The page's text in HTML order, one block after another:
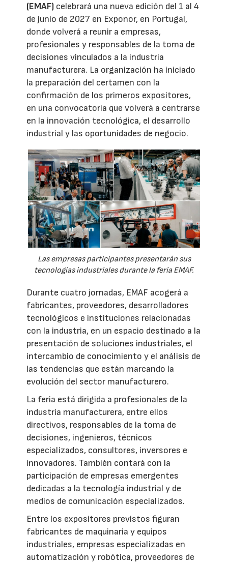
(EMAF) celebrará una nueva edición del 1 al 4
de junio de 2027 en Exponor, en Portugal,
donde volverá a reunir a empresas,
profesionales y responsables de la toma de
decisiones vinculados a la industria
manufacturera. La organización ha iniciado
la preparación del certamen con la
confirmación de los primeros expositores,
en una convocatoria que volverá a centrarse
en la innovación tecnológica, el desarrollo
industrial y las oportunidades de negocio.
Las empresas participantes presentarán sus
tecnologías industriales durante la feria EMAF.
Durante cuatro jornadas, EMAF acogerá a
fabricantes, proveedores, desarrolladores
tecnológicos e instituciones relacionadas
con la industria, en un espacio destinado a la
presentación de soluciones industriales, el
intercambio de conocimiento y el análisis de
las tendencias que están marcando la
evolución del sector manufacturero.
La feria está dirigida a profesionales de la
industria manufacturera, entre ellos
directivos, responsables de la toma de
decisiones, ingenieros, técnicos
especializados, consultores, inversores e
innovadores. También contará con la
participación de empresas emergentes
dedicadas a la tecnología industrial y de
medios de comunicación especializados.
Entre los expositores previstos figuran
fabricantes de maquinaria y equipos
industriales, empresas especializadas en
automatización y robótica, proveedores de